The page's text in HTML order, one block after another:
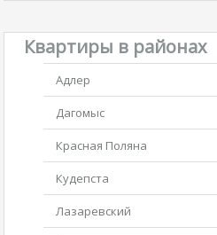
Квартиры в районах
Адлер
Дагомыс
Красная Поляна
Кудепста
Лазаревский